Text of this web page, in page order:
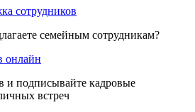
сотрудников
семейным сотрудникам?
онлайн
и подписывайте кадровые
встреч